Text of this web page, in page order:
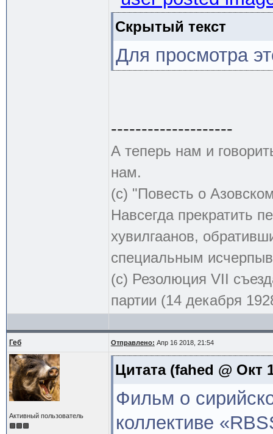
Скрытый текст
Для просмотра
--------------------
А теперь нам и
нам.
(с) "Повесть о
Навсегда прекратить
хувилгаанов,
специальным
(с) Резолюция VII
партии (14 декабря
Геб Отправлено: Апр 16 2018, 21:54
Активный пользователь
Цитата(fahed @ Окт
Фильм о
коллективе